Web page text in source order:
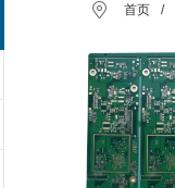
首页 /